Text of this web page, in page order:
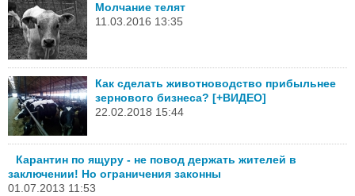
Молчание телят
11.03.2016 13:35
Как сделать животноводство прибыльнее
зернового бизнеса? [+ВИДЕО]
22.02.2018 15:44
Карантин по ящуру - не повод держать жителей в
заключении! Но ограничения законны
01.07.2013 11:53